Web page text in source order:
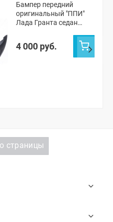
Бампер передний
оригинальный "ППИ"
Лада Гранта седан
4 000 руб.
страницы